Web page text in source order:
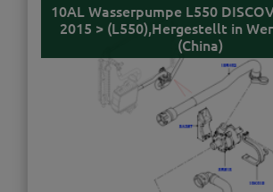
10AL Wasserpumpe L550
2015 > (L550),Hergestellt in
(China)